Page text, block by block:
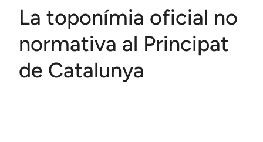
La toponímia oficial no
normativa al Principat
de Catalunya